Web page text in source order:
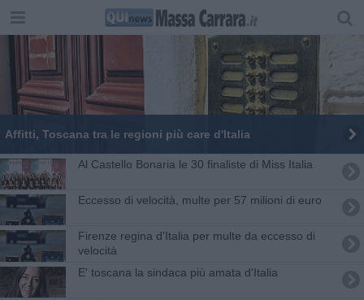
Affitti, Toscana tra le regioni più care d'Italia
Al Castello Bonaria le 30 finaliste di Miss Italia
Eccesso di velocità, multe per 57 milioni di euro
Firenze regina d'Italia per multe da eccesso di
velocità
E' toscana la sindaca più amata d'Italia